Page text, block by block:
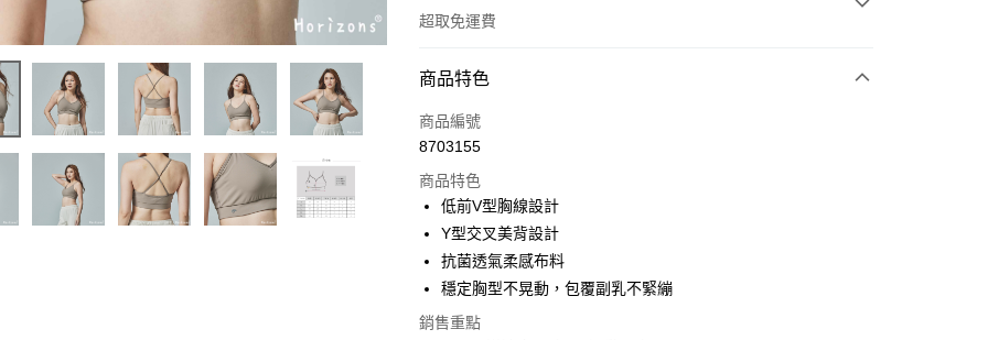
超取免運費
付款方式
信用卡一次付款
LINE Pay
Apple Pay
街口支付
悠遊付
商品特色
商品編號
8703155
商品特色
低前V型胸線設計
Y型交叉美背設計
抗菌透氣柔感布料
穩定胸型不晃動，包覆副乳不緊繃
銷售重點